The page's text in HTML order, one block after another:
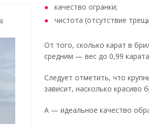
качество огранки;
чистота (отсутствие
От того, сколько карат в
средним — вес до 0,99
Следует отметить, что
зависит, насколько красиво
А — идеальное качество